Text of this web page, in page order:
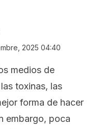
2025 04:40
medios de
toxinas, las
forma de hacer
embargo, poca